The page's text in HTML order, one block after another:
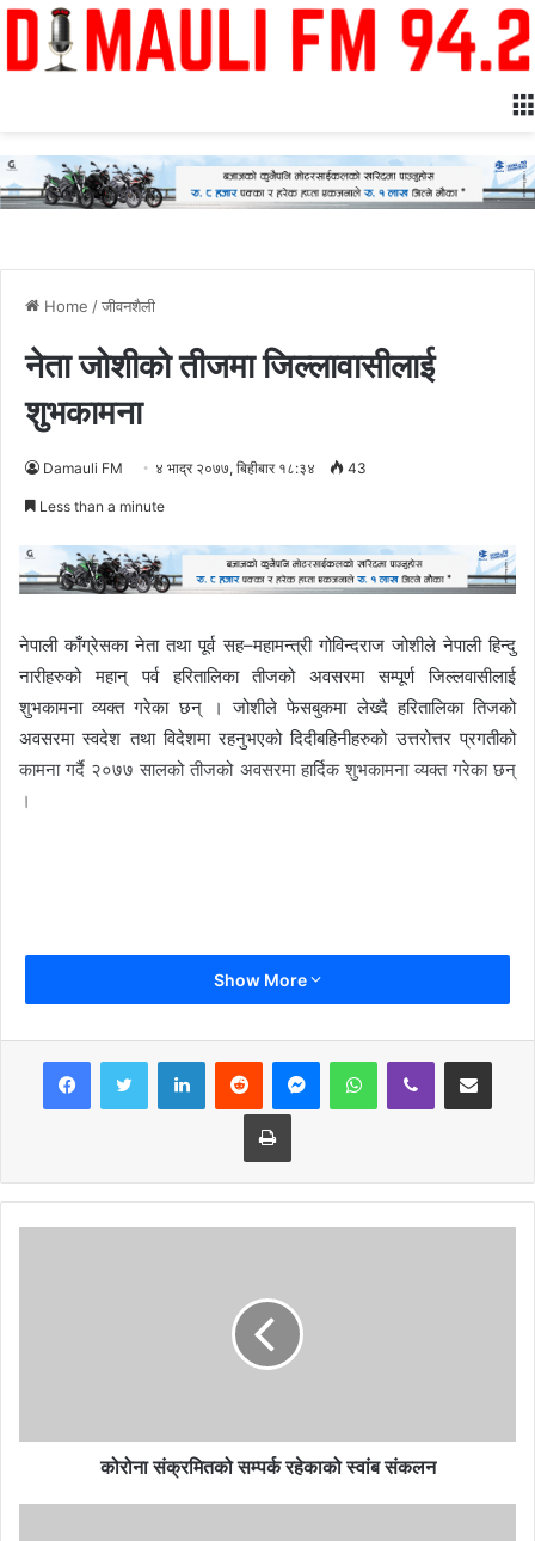
Home /जीवनशैली
नेता जोशीको तीजमा जिल्लावासीलाई
शुभकामना
Damauli FM ४ भाद्र २०७७, बिहीबार १८:३४ 43
Less than a minute
नेपाली काँग्रेसका नेता तथा पूर्व सह–महामन्त्री गोविन्दराज जोशीले नेपाली हिन्दु
नारीहरुको महान् पर्व हरितालिका तीजको अवसरमा सम्पूर्ण जिल्लवासीलाई
शुभकामना व्यक्त गरेका छन् । जोशीले फेसबुकमा लेख्दै हरितालिका तिजको
अवसरमा स्वदेश तथा विदेशमा रहनुभएको दिदीबहिनीहरुको उत्तरोत्तर प्रगतीको
कामना गर्दै २०७७ सालको तीजको अवसरमा हार्दिक शुभकामना व्यक्त गरेका छन्
।
Show More
Print
कोरोना संक्रमितको सम्पर्क रहेकाको स्वांब संकलन